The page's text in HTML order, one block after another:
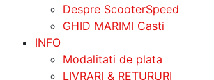
Despre ScooterSpeed
GHID MARIMI Casti
INFO
Modalitati de plata
LIVRARI & RETURURI